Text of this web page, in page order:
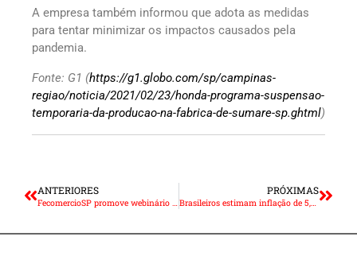
A empresa também informou que adota as medidas
para tentar minimizar os impactos causados pela
pandemia.
Fonte: G1 (https://g1.globo.com/sp/campinas-
regiao/noticia/2021/02/23/honda-programa-suspensao-
temporaria-da-producao-na-fabrica-de-sumare-sp.ghtml)
ANTERIORES PRÓXIMAS